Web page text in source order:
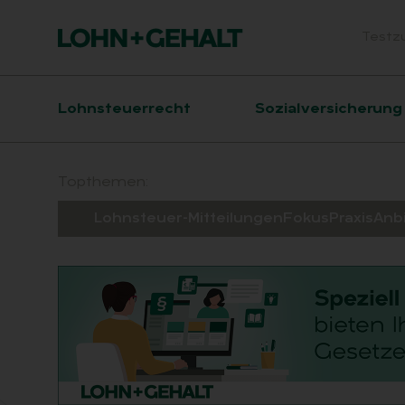
Hauptnavigation
Lohnsteuerrecht Sozialversicherung